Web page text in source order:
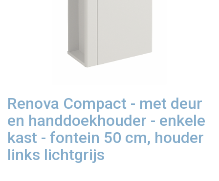
Renova Compact - met deur
en handdoekhouder - enkele
kast - fontein 50 cm, houder
links lichtgrijs